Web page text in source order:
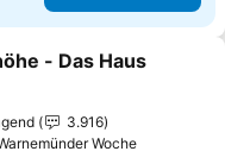
hinzufügen
- Das Haus
3.916
Woche